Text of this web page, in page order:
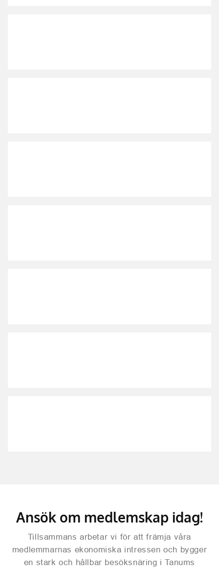
Ansök om medlemskap idag!
Tillsammans arbetar vi för att främja våra
medlemmarnas ekonomiska intressen och bygger
en stark och hållbar besöksnäring i Tanums